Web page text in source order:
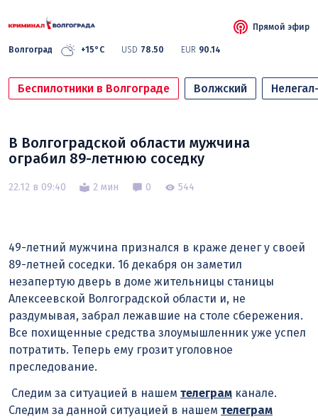
Волгоград +15°C USD 78.50 EUR 90.14
Прямой эфир
Беспилотники в Волгограде Волжский
В Волгоградской области мужчина
ограбил 89-летнюю соседку
22.12 в 09:40 2 мин 0 544
49-летний мужчина признался в краже денег у своей
89-летней соседки. 16 декабря он заметил
незапертую дверь в доме жительницы станицы
Алексеевской Волгоградской области и, не
раздумывая, забрал лежавшие на столе сбережения.
Все похищенные средства злоумышленник уже успел
потратить. Теперь ему грозит уголовное
преследование.
Следим за ситуацией в нашем телеграм канале.
Следим за данной ситуацией в нашем телеграм